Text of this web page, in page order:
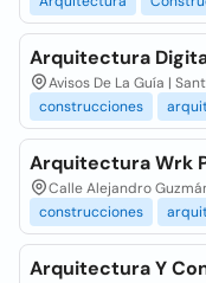
Arquitectura
Avisos De La Guía |
construcciones
Arquitectura Wrk
Calle Alejandro
construcciones
Arquitectura Y